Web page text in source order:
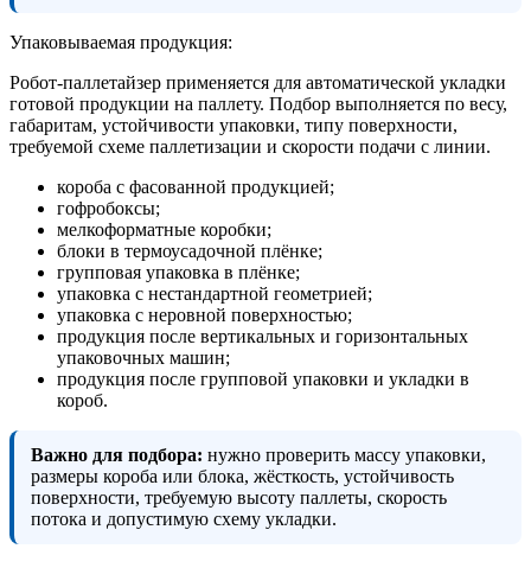
Упаковываемая продукция:
Робот-паллетайзер применяется для автоматической укладки
готовой продукции на паллету. Подбор выполняется по весу,
габаритам, устойчивости упаковки, типу поверхности,
требуемой схеме паллетизации и скорости подачи с линии.
короба с фасованной продукцией;
гофробоксы;
мелкоформатные коробки;
блоки в термоусадочной плёнке;
групповая упаковка в плёнке;
упаковка с нестандартной геометрией;
упаковка с неровной поверхностью;
продукция после вертикальных и горизонтальных
упаковочных машин;
продукция после групповой упаковки и укладки в
короб.
Важно для подбора: нужно проверить массу упаковки,
размеры короба или блока, жёсткость, устойчивость
поверхности, требуемую высоту паллеты, скорость
потока и допустимую схему укладки.